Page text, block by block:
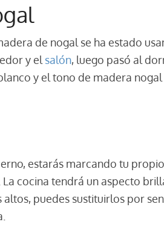
de nogal se ha estado
y el salón, luego pasó al
y el tono de madera
estarás marcando tu
cocina tendrá un aspecto
puedes sustituirlos por